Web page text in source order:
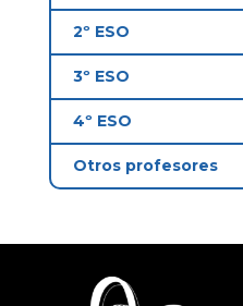
2º ESO
3º ESO
4º ESO
Otros profesores